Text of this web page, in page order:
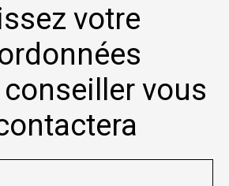
votre
vous